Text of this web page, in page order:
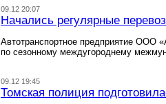
09.12 20:07
Начались регулярные
Автотранспортное предприятие ООО
по сезонному междугороднему
09.12 19:45
Томская полиция